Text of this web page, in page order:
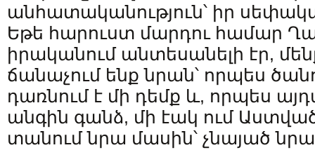
անհատականություն՝ իր
Եթե հարուստ մարդու համար
իրականում անտեսանելի էր,
ճանաչում ենք նրան՝ որպես
դառնում է մի դեմք և, որպես
անգին գանձ, մի էակ ում Աստված
տանում նրա մասին՝ չնայած